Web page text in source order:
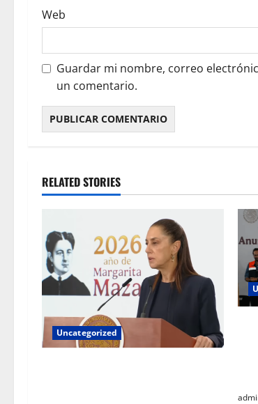
Web
Guardar mi nombre, correo
un comentario.
RELATED STORIES
Uncategorized